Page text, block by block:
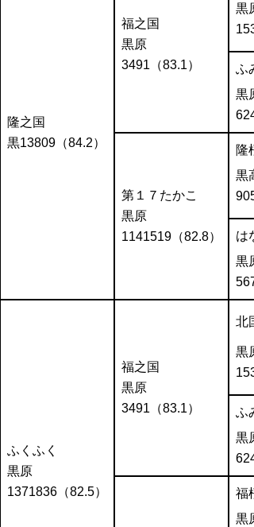
隆之国
黒13809（84.2）
福之国
黒原
3491（83.1）
黒原
ふ
黒原
第１７たかこ
黒原
1141519（82.8）
黒高
は
黒原
ふくふく
黒原
1371836（82.5）
福之国
黒原
3491（83.1）
北
黒原
ふ
黒原
福
黒原